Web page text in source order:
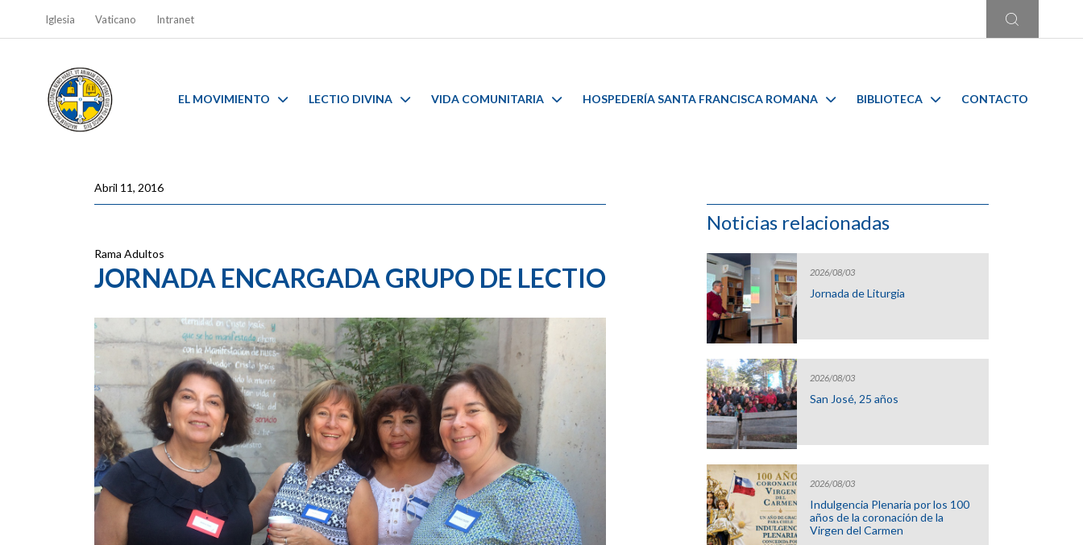
Iglesia Vaticano Intranet
EL MOVIMIENTO LECTIO DIVINA VIDA COMUNITARIA HOSPEDERÍA SANTA FRANCISCA ROMANA BIBLIOTECA CONTACTO
Abril 11, 2016
Rama Adultos
JORNADA ENCARGADA GRUPO DE LECTIO
Noticias relacionadas
2026/08/03
Jornada de Liturgia
2026/08/03
San José, 25 años
2026/08/03
Indulgencia Plenaria por los 100
años de la coronación de la
Virgen del Carmen